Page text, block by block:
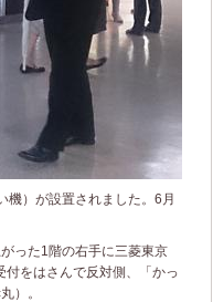
）が設置されました。6月
った1階の右手に三菱東京
付をはさんで反対側、「かっ
）。